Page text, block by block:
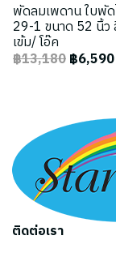
พัดลมเพดาน ใบพัด
29-1 ขนาด 52 นิ้ว
เข้ม/ โอ๊ค
฿13,180฿6,590
ติดต่อเรา